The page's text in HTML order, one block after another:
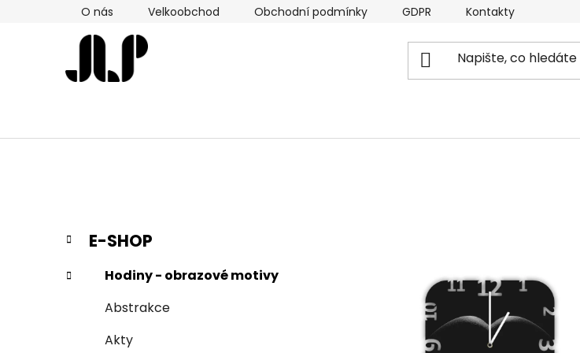
O nás Velkoobchod Obchodní podmínky GDPR Kontakty
P
s
Přeskočit
kategorie
K
a
t
e
E-SHOP
Hodiny - obrazové motivy
Abstrakce
Akty